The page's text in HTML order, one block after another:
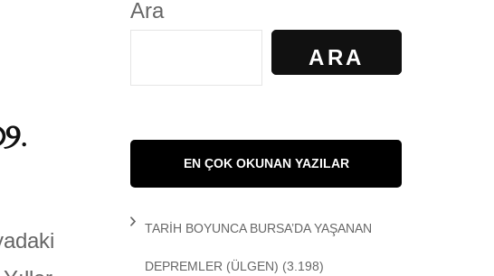
Ferhat R. KİBAROĞLU
SANAT
SAĞLIK
SOSYOLOJİ
Ara
ARA
EN ÇOK OKUNAN YAZILAR
TARİH BOYUNCA BURSA’DA YAŞANAN
DEPREMLER (ÜLGEN) (3.198)